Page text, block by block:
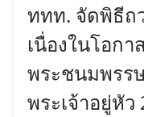
ททท. จัดพิธีถ
เนื่องในโอกา
พระชนมพรร
พระเจ้าอยู่หั